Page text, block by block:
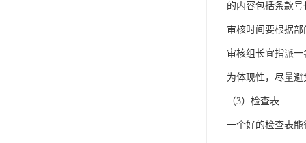
的内容包括条款号
审核时间要根据
审核组长宜指派
为体现性，尽量避
（3）检查表
一个好的检查表能